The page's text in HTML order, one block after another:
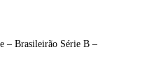
– Brasileirão Série B –